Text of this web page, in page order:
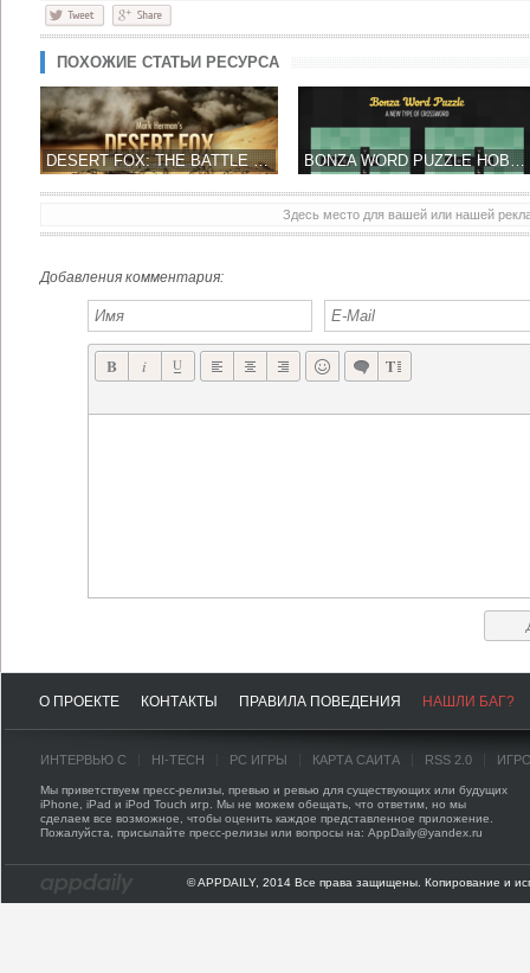
ПОХОЖИЕ СТАТЬИ РЕСУРСА
DESERT FOX: THE BATTLE OF EL ALAMEIN ОБЕЩАЮТ ЭТОЙ ВЕСНОЙ BONZA WORD PUZZLE НОВОЕ ВИДЕНИЕ КРОССВОРДА, УЖЕ В МАРТЕ
Здесь место для вашей или нашей
Добавления комментария:
О ПРОЕКТЕ КОНТАКТЫ ПРАВИЛА ПОВЕДЕНИЯ НАШЛИ БАГ?
ИНТЕРВЬЮ С HI-TECH PC ИГРЫ КАРТА САЙТА RSS 2.0
Мы приветствуем пресс-релизы, превью и ревью для существующих или будущих
iPhone, iPad и iPod Touch игр. Мы не можем обещать, что ответим, но мы
сделаем все возможное, чтобы оценить каждое представленное приложение.
Пожалуйста, присылайте пресс-релизы или вопросы на: AppDaily@yandex.ru
© APPDAILY, 2014 Все права защищены. Копирование и